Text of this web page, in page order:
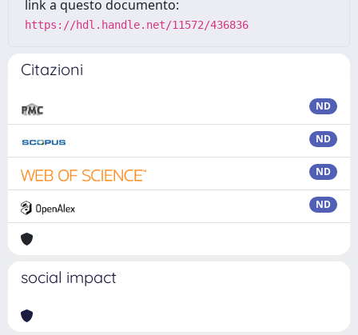
link a questo documento:
https://hdl.handle.net/11572/436836
Citazioni
ND
ND
ND
ND
social impact